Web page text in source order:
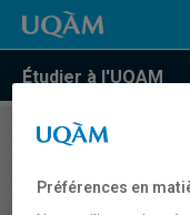
Étudier à l'UQAM
COURS//
secondaire :
Préférences en